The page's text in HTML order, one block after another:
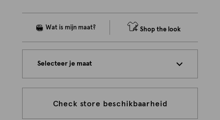
Shop the look
Selecteer je maat
Check store beschikbaarheid